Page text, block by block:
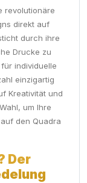
revolutionäre
direkt auf
durch ihre
Drucke zu
individuelle
einzigartig
Kreativität und
um Ihre
den Quadra
Der